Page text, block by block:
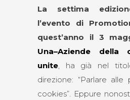
La settima
l’evento di
quest’anno il 3
Una–Aziende della
unite, ha già nel
direzione: “Parlare alle
cookies”. Eppure